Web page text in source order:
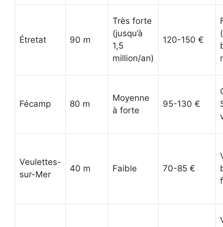
Étretat 90 m
Très forte
(jusqu’à
1,5
million/an)
120-150 €
Fécamp 80 m
Moyenne
à forte
95-130 €
Veulettes-
sur-Mer
40 m Faible 70-85 €